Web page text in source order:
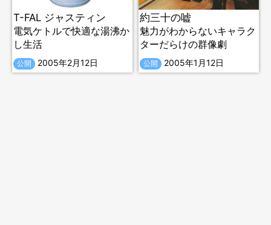
T-FAL ジャスティン
電気ケトルで快適な湯沸か
し生活
公開 2005年2月12日
約三十の嘘
魅力がわからないキャラク
ターだらけの群像劇
公開 2005年1月12日